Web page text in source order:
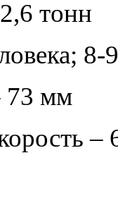
тонн
8-
73 мм
–